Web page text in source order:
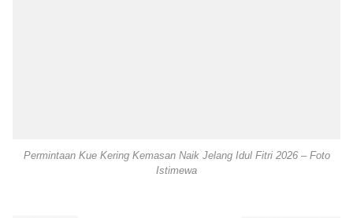
Permintaan Kue Kering Kemasan Naik Jelang Idul Fitri 2026 – Foto
Istimewa